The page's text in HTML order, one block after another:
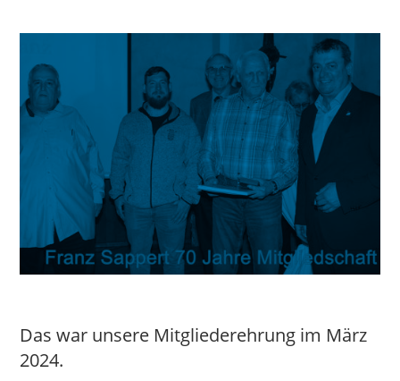
Das war unsere Mitgliederehrung im März
2024.